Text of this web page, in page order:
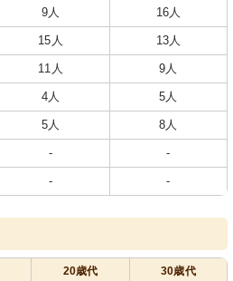
9人 16人
15人 13人
11人 9人
4人 5人
5人 8人
- -
- -
20歳代 30歳代